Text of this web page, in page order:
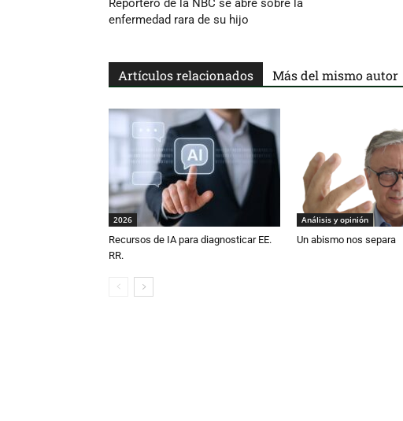
enfermedad rara de su hijo
Artículos relacionados Más del mismo autor
2026
Recursos de IA para diagnosticar EE.
RR.
Análisis y opinión
Un abismo nos separa